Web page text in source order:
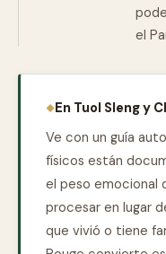
el
En Tuol Sleng y
Ve con un guía
físicos están
el peso emocional
procesar en lugar
que vivió o tiene